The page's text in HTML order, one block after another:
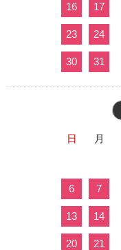
16 17
23 24
30 31
日 月
6 7
13 14
20 21